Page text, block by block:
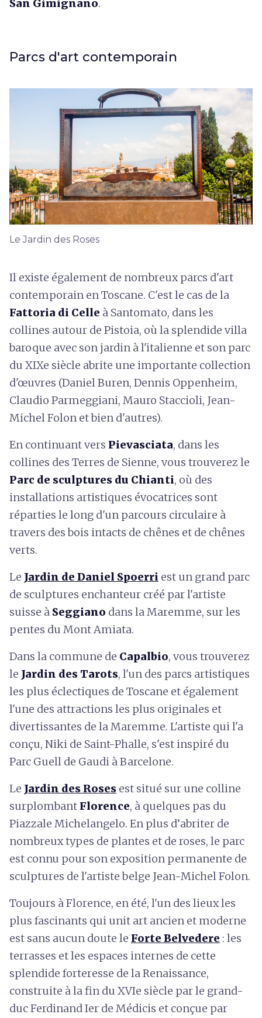
San Gimignano.
Parcs d'art contemporain
Le Jardin des Roses
Il existe également de nombreux parcs d'art
contemporain en Toscane. C'est le cas de la
Fattoria di Celle à Santomato, dans les
collines autour de Pistoia, où la splendide villa
baroque avec son jardin à l'italienne et son parc
du XIXe siècle abrite une importante collection
d'œuvres (Daniel Buren, Dennis Oppenheim,
Claudio Parmeggiani, Mauro Staccioli, Jean-
Michel Folon et bien d'autres).
En continuant vers Pievasciata, dans les
collines des Terres de Sienne, vous trouverez le
Parc de sculptures du Chianti, où des
installations artistiques évocatrices sont
réparties le long d'un parcours circulaire à
travers des bois intacts de chênes et de chênes
verts.
Le Jardin de Daniel Spoerri est un grand parc
de sculptures enchanteur créé par l'artiste
suisse à Seggiano dans la Maremme, sur les
pentes du Mont Amiata.
Dans la commune de Capalbio, vous trouverez
le Jardin des Tarots, l'un des parcs artistiques
les plus éclectiques de Toscane et également
l'une des attractions les plus originales et
divertissantes de la Maremme. L'artiste qui l'a
conçu, Niki de Saint-Phalle, s'est inspiré du
Parc Guell de Gaudi à Barcelone.
Le Jardin des Roses est situé sur une colline
surplombant Florence, à quelques pas du
Piazzale Michelangelo. En plus d’abriter de
nombreux types de plantes et de roses, le parc
est connu pour son exposition permanente de
sculptures de l'artiste belge Jean-Michel Folon.
Toujours à Florence, en été, l'un des lieux les
plus fascinants qui unit art ancien et moderne
est sans aucun doute le Forte Belvedere : les
terrasses et les espaces internes de cette
splendide forteresse de la Renaissance,
construite à la fin du XVIe siècle par le grand-
duc Ferdinand Ier de Médicis et conçue par